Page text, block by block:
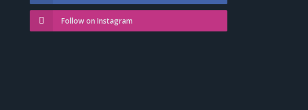
Follow on Instagram